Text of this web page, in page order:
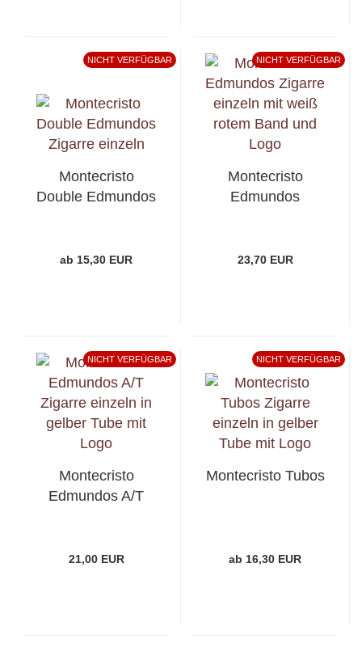
NICHT VERFÜGBAR
Montecristo
Double Edmundos
ab 15,30 EUR
NICHT VERFÜGBAR
Montecristo
Edmundos
23,70 EUR
NICHT VERFÜGBAR
Montecristo
Edmundos A/T
21,00 EUR
NICHT VERFÜGBAR
Montecristo Tubos
ab 16,30 EUR